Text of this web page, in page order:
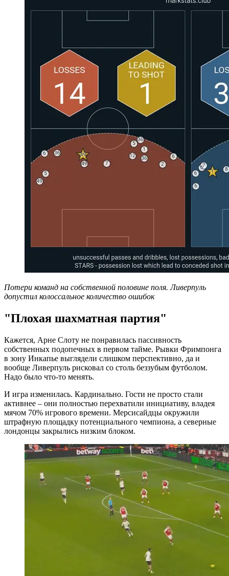
Потери команд на собственной половине поля. Ливерпуль
допустил колоссальное количество ошибок
"Плохая шахматная партия"
Кажется, Арне Слоту не понравилась пассивность
собственных подопечных в первом тайме. Рывки Фримпонга
в зону Инкапье выглядели слишком перспективно, да и
вообще Ливерпуль рисковал со столь беззубым футболом.
Надо было что-то менять.
И игра изменилась. Кардинально. Гости не просто стали
активнее – они полностью перехватили инициативу, владея
мячом 70% игрового времени. Мерсисайдцы окружили
штрафную площадку потенциального чемпиона, а северные
лондонцы закрылись низким блоком.